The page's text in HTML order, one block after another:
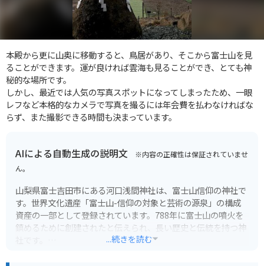
本殿から更に山奥に移動すると、鳥居があり、そこから富士山を見
ることができます。運が良ければ雲海も見ることができ、とても神
秘的な場所です。
しかし、最近では人気の写真スポットになってしまったため、一眼
レフなど本格的なカメラで写真を撮るには年会費を払わなければな
らず、また撮影できる時間も決まっています。
AIによる自動生成の説明文 ※内容の正確性は保証されていませ
ん。
山梨県富士吉田市にある河口浅間神社は、富士山信仰の神社で
す。世界文化遺産「富士山-信仰の対象と芸術の源泉」の構成
資産の一部として登録されています。788年に富士山の噴火を
鎮めるために創建されたと伝えられ、長い歴史と伝統を持つ神
...続きを読む